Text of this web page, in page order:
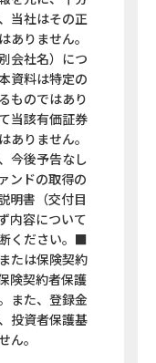
当社はその正
ありません。
会社名）につ
資料は特定の
ものではあり
当該有価証券
ありません。
今後予告なし
ンドの取得の
明書（交付目
内容について
ください。■
たは保険契約
険契約者保護
また、登録金
投資者保護基
ん。